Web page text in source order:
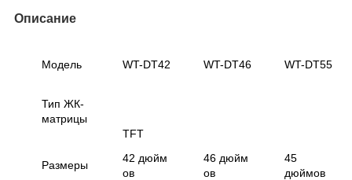
Описание
Модель WT-DT42 WT-DT46 WT-DT55
Тип ЖК-
матрицы
TFT
Размеры
42 дюйм
ов
46 дюйм
ов
45
дюймов